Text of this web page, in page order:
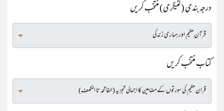
درجہ بندی (کٹیگری) منتخب کریں
کتاب منتخب کریں